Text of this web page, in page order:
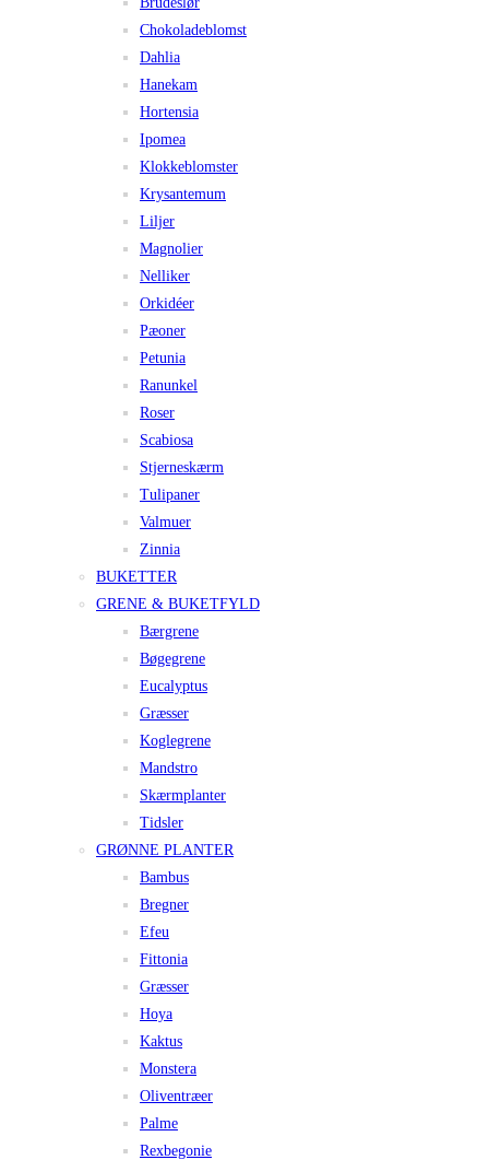
Chokoladeblomst
Dahlia
Hanekam
Hortensia
Ipomea
Klokkeblomster
Krysantemum
Liljer
Magnolier
Nelliker
Orkidéer
Pæoner
Petunia
Ranunkel
Roser
Scabiosa
Stjerneskærm
Tulipaner
Valmuer
Zinnia
BUKETTER
GRENE & BUKETFYLD
Bærgrene
Bøgegrene
Eucalyptus
Græsser
Koglegrene
Mandstro
Skærmplanter
Tidsler
GRØNNE PLANTER
Bambus
Bregner
Efeu
Fittonia
Græsser
Hoya
Kaktus
Monstera
Oliventræer
Palme
Rexbegonie